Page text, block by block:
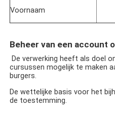
Voornaam
Beheer van een account
De verwerking heeft als doel
cursussen mogelijk te maken
burgers.
De wettelijke basis voor het
de toestemming.